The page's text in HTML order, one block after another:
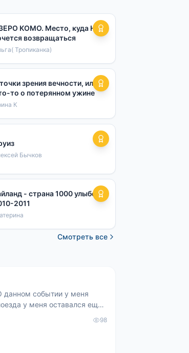
КОМО. Место, куда НЕ
возвращаться
Тропиканка)
зрения вечности, или
то о потерянном ужине
К
Бычков
- страна 1000 улыбок
2011
Смотреть все
событии у меня
у меня оставался еще
98